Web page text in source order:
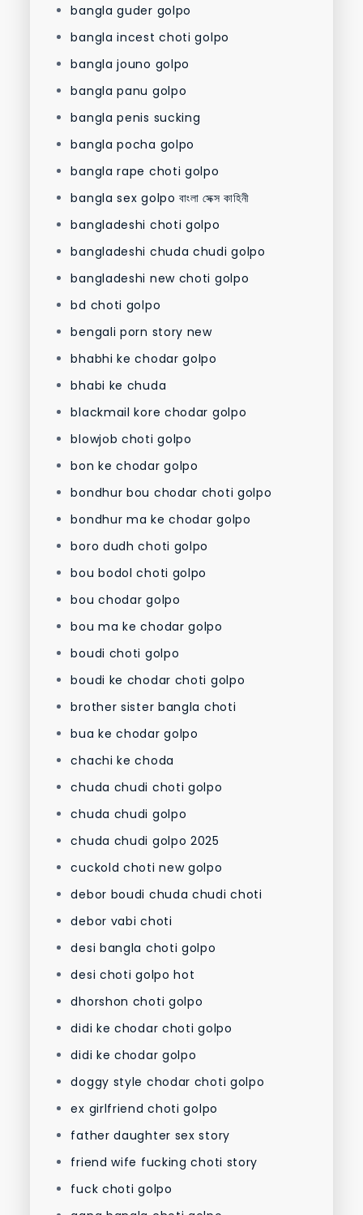
bangla guder golpo
bangla incest choti golpo
bangla jouno golpo
bangla panu golpo
bangla penis sucking
bangla pocha golpo
bangla rape choti golpo
bangla sex golpo বাংলা সেক্স কাহিনী
bangladeshi choti golpo
bangladeshi chuda chudi golpo
bangladeshi new choti golpo
bd choti golpo
bengali porn story new
bhabhi ke chodar golpo
bhabi ke chuda
blackmail kore chodar golpo
blowjob choti golpo
bon ke chodar golpo
bondhur bou chodar choti golpo
bondhur ma ke chodar golpo
boro dudh choti golpo
bou bodol choti golpo
bou chodar golpo
bou ma ke chodar golpo
boudi choti golpo
boudi ke chodar choti golpo
brother sister bangla choti
bua ke chodar golpo
chachi ke choda
chuda chudi choti golpo
chuda chudi golpo
chuda chudi golpo 2025
cuckold choti new golpo
debor boudi chuda chudi choti
debor vabi choti
desi bangla choti golpo
desi choti golpo hot
dhorshon choti golpo
didi ke chodar choti golpo
didi ke chodar golpo
doggy style chodar choti golpo
ex girlfriend choti golpo
father daughter sex story
friend wife fucking choti story
fuck choti golpo